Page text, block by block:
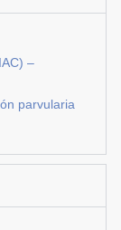
–
parvularia